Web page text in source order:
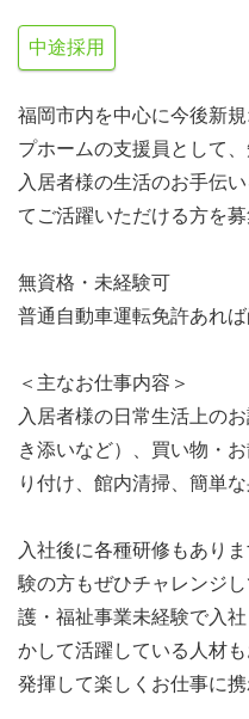
中途採用
福岡市内を中心に今後新
プホームの支援員として
入居者様の生活のお手伝
てご活躍いただける方を募
無資格・未経験可
普通自動車運転免許あれ
＜主なお仕事内容＞
入居者様の日常生活上の
き添いなど）、買い物・
り付け、館内清掃、簡単
入社後に各種研修もあり
験の方もぜひチャレンジ
護・福祉事業未経験で入
かして活躍している人材
発揮して楽しくお仕事に携